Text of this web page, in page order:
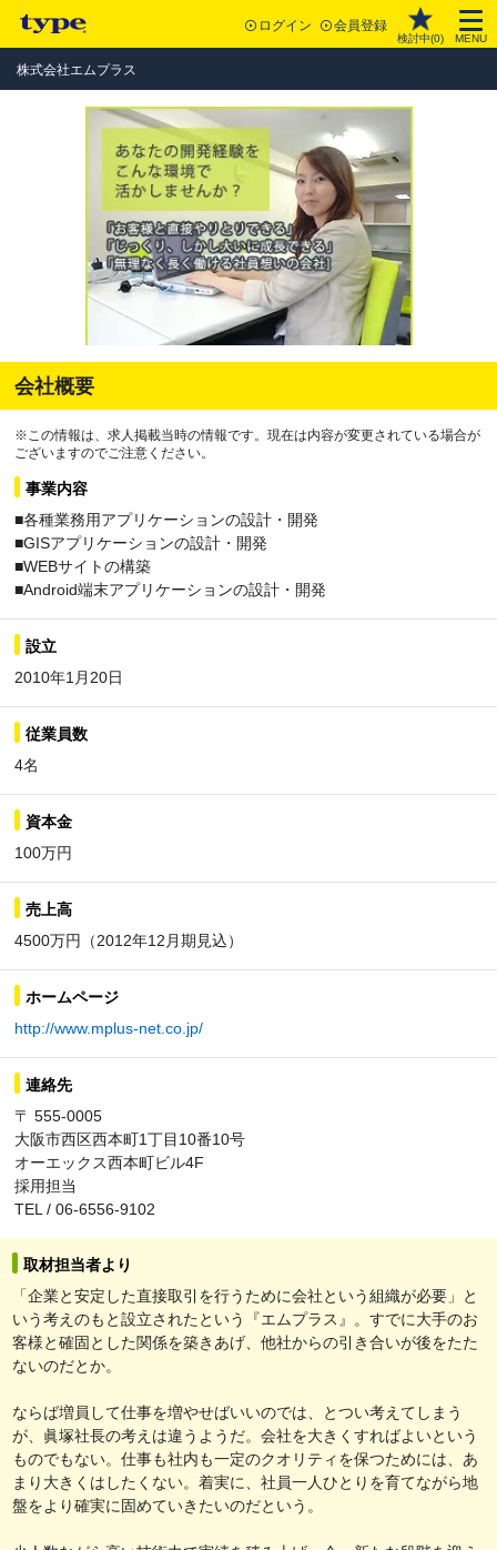
ログイン 会員登録
検討中(0) MENU
株式会社エムプラス
会社概要
※この情報は、求人掲載当時の情報です。現在は内容が変更されている場合が
ございますのでご注意ください。
事業内容
■各種業務用アプリケーションの設計・開発
■GISアプリケーションの設計・開発
■WEBサイトの構築
■Android端末アプリケーションの設計・開発
設立
2010年1月20日
従業員数
4名
資本金
100万円
売上高
4500万円（2012年12月期見込）
ホームページ
http://www.mplus-net.co.jp/
連絡先
〒 555-0005
大阪市西区西本町1丁目10番10号
オーエックス西本町ビル4F
採用担当
TEL / 06-6556-9102
取材担当者より
「企業と安定した直接取引を行うために会社という組織が必要」と
いう考えのもと設立されたという『エムプラス』。すでに大手のお
客様と確固とした関係を築きあげ、他社からの引き合いが後をたた
ないのだとか。
ならば増員して仕事を増やせばいいのでは、とつい考えてしまう
が、眞塚社長の考えは違うようだ。会社を大きくすればよいという
ものでもない。仕事も社内も一定のクオリティを保つためには、あ
まり大きくはしたくない。着実に、社員一人ひとりを育てながら地
盤をより確実に固めていきたいのだという。